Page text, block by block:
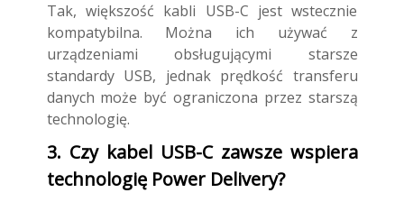
Tak, większość kabli USB-C jest wstecznie
kompatybilna. Można ich używać z
urządzeniami obsługującymi starsze
standardy USB, jednak prędkość transferu
danych może być ograniczona przez starszą
technologię.
3. Czy kabel USB-C zawsze wspiera
technologię Power Delivery?